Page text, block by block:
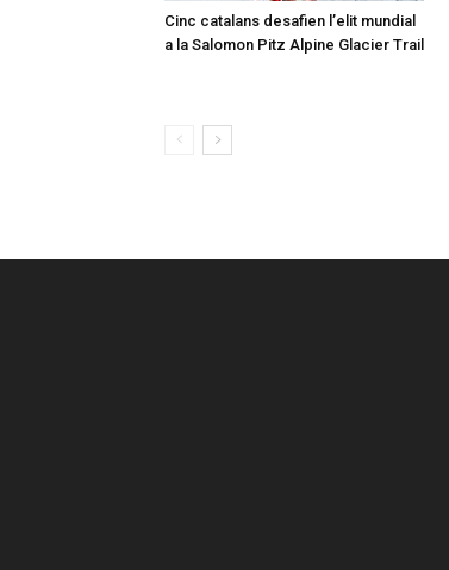
Cinc catalans desafien l’elit mundial
a la Salomon Pitz Alpine Glacier Trail